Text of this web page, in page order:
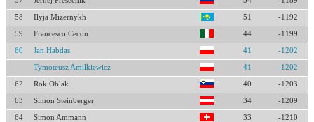
58 Ilyja Mizernykh 51 -1192
59 Francesco Cecon 44 -1199
60 Jan Habdas 41 -1202
Tymoteusz Amilkiewicz 41 -1202
62 Rok Oblak 40 -1203
63 Simon Steinberger 34 -1209
64 Simon Ammann 33 -1210